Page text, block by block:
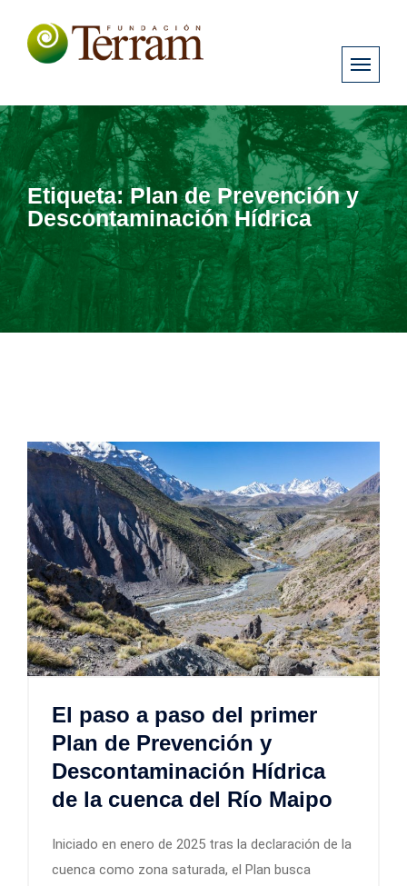
Etiqueta:Plan de Prevención y
Descontaminación Hídrica
El paso a paso del primer
Plan de Prevención y
Descontaminación Hídrica
de la cuenca del Río Maipo
Iniciado en enero de 2025 tras la declaración de la
cuenca como zona saturada, el Plan busca